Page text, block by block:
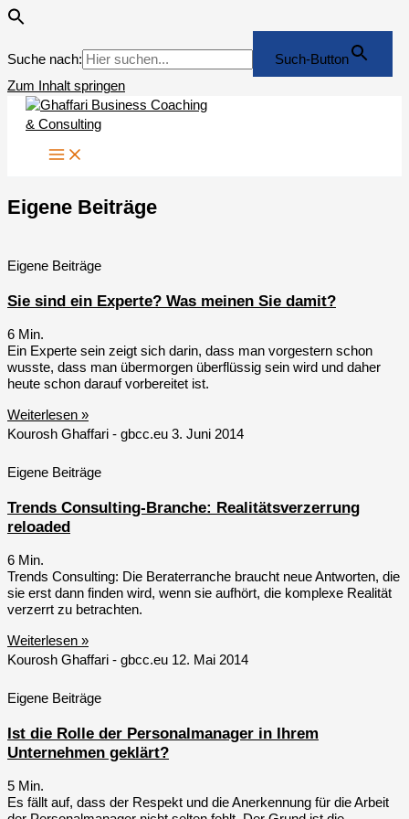
Suche nach:
Such-Button
Zum Inhalt springen
Eigene Beiträge
Eigene Beiträge
Sie sind ein Experte? Was meinen Sie damit?
6 Min.
Ein Experte sein zeigt sich darin, dass man vorgestern schon
wusste, dass man übermorgen überflüssig sein wird und daher
heute schon darauf vorbereitet ist.
Weiterlesen »
Kourosh Ghaffari - gbcc.eu 3. Juni 2014
Eigene Beiträge
Trends Consulting-Branche: Realitätsverzerrung
reloaded
6 Min.
Trends Consulting: Die Beraterranche braucht neue Antworten, die
sie erst dann finden wird, wenn sie aufhört, die komplexe Realität
verzerrt zu betrachten.
Weiterlesen »
Kourosh Ghaffari - gbcc.eu 12. Mai 2014
Eigene Beiträge
Ist die Rolle der Personalmanager in Ihrem
Unternehmen geklärt?
5 Min.
Es fällt auf, dass der Respekt und die Anerkennung für die Arbeit